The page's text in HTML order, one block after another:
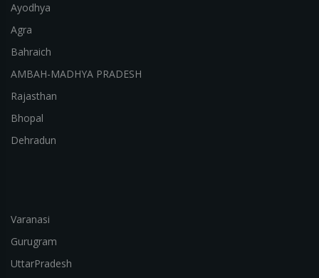
Ayodhya
Agra
Bahraich
AMBAH-MADHYA PRADESH
Rajasthan
Bhopal
Dehradun
Varanasi
Gurugram
UttarPradesh